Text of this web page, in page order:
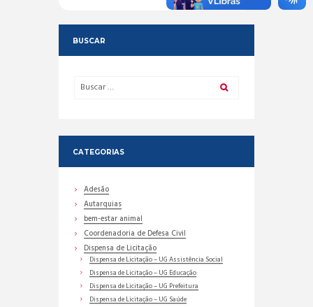
BUSCAR
CATEGORIAS
Adesão
Autarquias
bem-estar animal
Coordenadoria de Defesa Civil
Dispensa de Licitação
Dispensa de Licitação – UG Assistência Social
Dispensa de Licitação – UG Educação
Dispensa de Licitação – UG Prefeitura
Dispensa de Licitação – UG Saúde